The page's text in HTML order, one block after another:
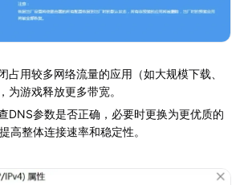
占用较多网络流量的应用（如大规模下载、
为游戏释放更多带宽。
DNS参数是否正确，必要时更换为更优质的
高整体连接速率和稳定性。